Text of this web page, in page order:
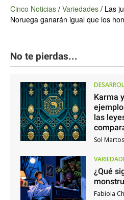
Cinco Noticias / Variedades / Las
Noruega ganarán igual que los
No te pierdas...
Karma
las
Sol Martos
¿Qué
Fabiola